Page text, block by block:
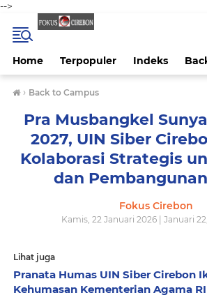
-->
Home Terpopuler Indeks
› Back to Campus
Pra Musbangkel
2027, UIN Siber
Kolaborasi Strategis
dan
Fokus Cirebon
Kamis, 22 Januari 2026 | Januari
Lihat juga
Pranata Humas UIN Siber Cirebon
Kehumasan Kementerian Agama RI